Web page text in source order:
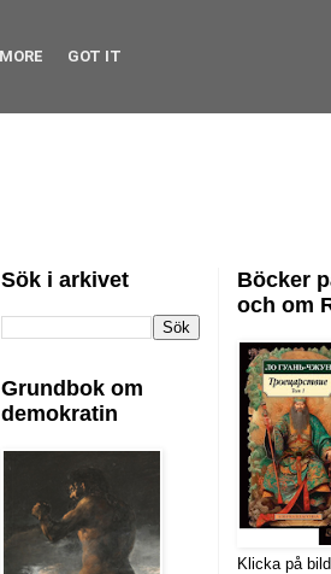
Sök i arkivet
Grundbok om
demokratin
Böcker
och om
Klicka på
GOT IT